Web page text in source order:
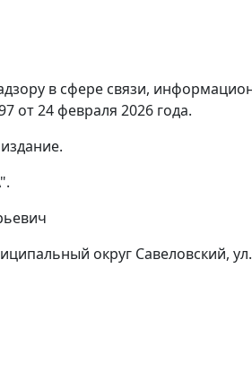
в сфере связи,
от 24 февраля 2026 года.
округ Савеловский,